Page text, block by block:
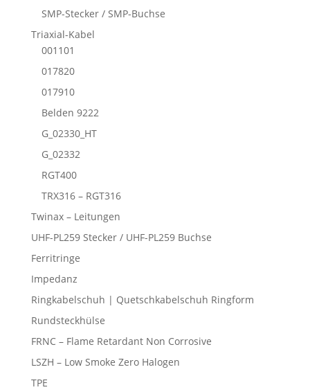
SMP-Stecker / SMP-Buchse
Triaxial-Kabel
001101
017820
017910
Belden 9222
G_02330_HT
G_02332
RGT400
TRX316 – RGT316
Twinax – Leitungen
UHF-PL259 Stecker / UHF-PL259 Buchse
Ferritringe
Impedanz
Ringkabelschuh | Quetschkabelschuh Ringform
Rundsteckhülse
FRNC – Flame Retardant Non Corrosive
LSZH – Low Smoke Zero Halogen
TPE